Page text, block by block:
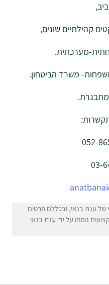
קהילתיים שונים,
מערכתית.
משרד הביטחון.
03-
של ענת בנאי, ובכללם פרטים
נוסחו על ידי ענת בנאי